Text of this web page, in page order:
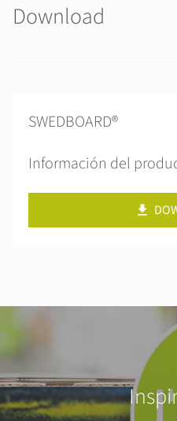
Download
SWEDBOARD®
Información del